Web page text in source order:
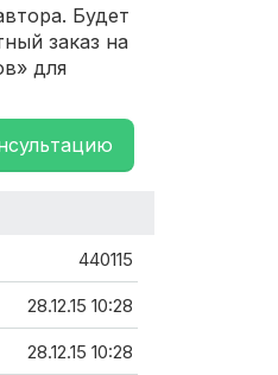
Будет
заказ на
для
440115
28.12.15 10:28
28.12.15 10:28